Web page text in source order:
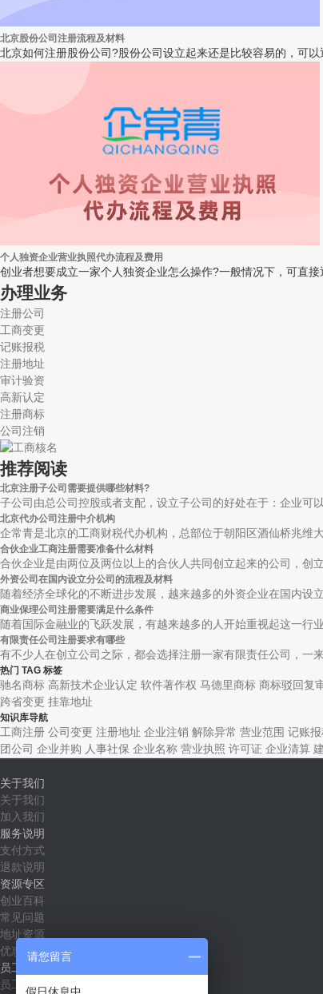
北京股份公司注册流程及材料
北京如何注册股份公司?股份公司设立起来还是比较容易的，可
个人独资企业营业执照代办流程及费用
创业者想要成立一家个人独资企业怎么操作?一般情况下，可直
办理业务
注册公司
工商变更
记账报税
注册地址
审计验资
高新认定
注册商标
公司注销
推荐阅读
北京注册子公司需要提供哪些材料?
子公司由总公司控股或者支配，设立子公司的好处在于：企业可
北京代办公司注册中介机构
企常青是北京的工商财税代办机构，总部位于朝阳区酒仙桥兆维
合伙企业工商注册需要准备什么材料
合伙企业是由两位及两位以上的合伙人共同创立起来的公司，创
外资公司在国内设立分公司的流程及材料
随着经济全球化的不断进步发展，越来越多的外资企业在国内设
商业保理公司注册需要满足什么条件
随着国际金融业的飞跃发展，有越来越多的人开始重视起这一行
有限责任公司注册要求有哪些
有不少人在创立公司之际，都会选择注册一家有限责任公司，一
热门 TAG 标签
驰名商标 高新技术企业认定 软件著作权 马德里商标 商标驳回复
跨省变更 挂靠地址
知识库导航
工商注册 公司变更 注册地址 企业注销 解除异常 营业范围 记账报
团公司 企业并购 人事社保 企业名称 营业执照 许可证 企业清算
关于我们
关于我们
加入我们
服务说明
支付方式
退款说明
资源专区
创业百科
常见问题
地址资源
优惠套餐
员工社区
员工入口
请您留言